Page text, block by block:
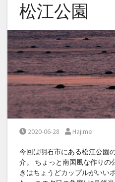
松江公園
Posted on
2020-06-28 Posted by
Hajime
今回は明石市にある松江公園
介。 ちょっと南国風な作り
きはちょうどカップルがいい